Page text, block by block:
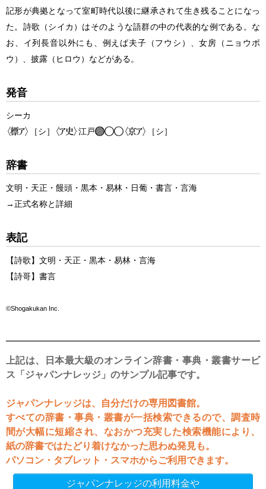
記形が典拠となって室町時代以後に継承されて生き残ることになっ
た。詩歌（シイカ）はそのような語群の中の代表的な例である。な
お、イ列長音以外にも、例えば夫子（フウシ）、女房（ニョウボ
ウ）、披露（ヒロウ）などがある。
発音
シーカ
［シ］
江戸 ［シ］
辞書
文明・天正・饅頭・黒本・易林・日葡・書言・言海
→正式名称と詳細
表記
【詩歌】 文明 ・ 天正 ・ 黒本 ・ 易林 ・ 言海
【詩哥】 書言
©Shogakukan Inc.
上記は、日本最大級のオンライン辞書・事典・叢書サービ
ス「ジャパンナレッジ」のサンプル記事です。
ジャパンナレッジは、自分だけの専用図書館。
すべての辞書・事典・叢書が一括検索できるので、調査時
間が大幅に短縮され、なおかつ充実した検索機能により、
紙の辞書ではたどり着けなかった思わぬ発見も。
パソコン・タブレット・スマホからご利用できます。
ジャパンナレッジの利用料金や